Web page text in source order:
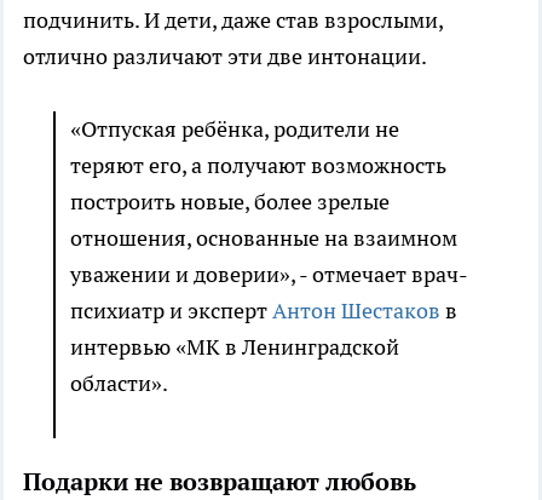
подчинить. И дети, даже став взрослыми,
отлично различают эти две интонации.
«Отпуская ребёнка, родители не
теряют его, а получают возможность
построить новые, более зрелые
отношения, основанные на взаимном
уважении и доверии», - отмечает врач-
психиатр и экспертАнтон Шестаков в
интервью «МК в Ленинградской
области».
Подарки не возвращают любовь